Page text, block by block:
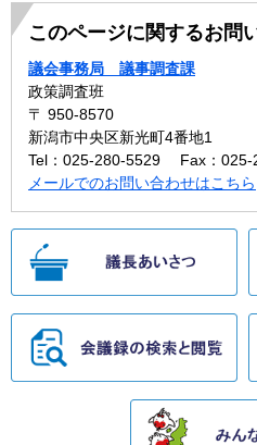
このページに関するお問
議会事務局 議事調査課
政策調査班
〒 950-8570
新潟市中央区新光町4番地1
Tel：025-280-5529
Fax：025-
メールでのお問い合わせはこちら